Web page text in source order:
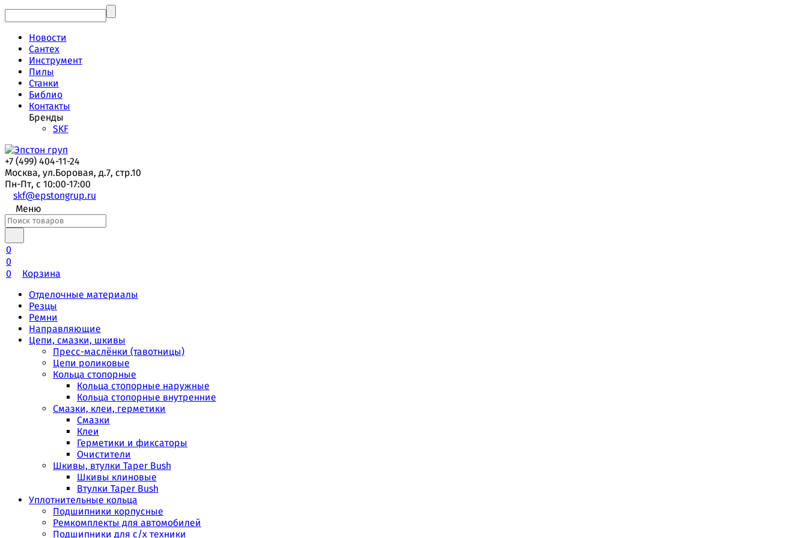
Новости
Сантех
Инструмент
Пилы
Станки
Библио
Контакты
Бренды
SKF
+7 (499) 404-11-24
Москва, ул.Боровая, д.7, стр.10
Пн-Пт, с 10:00-17:00
skf@epstongrup.ru
Меню
0
0
0
Корзина
Отделочные материалы
Резцы
Ремни
Направляющие
Цепи, смазки, шкивы
Пресс-маслёнки (тавотницы)
Цепи роликовые
Кольца стопорные
Кольца стопорные наружные
Кольца стопорные внутренние
Смазки, клеи, герметики
Смазки
Клеи
Герметики и фиксаторы
Очистители
Шкивы, втулки Taper Bush
Шкивы клиновые
Втулки Taper Bush
Уплотнительные кольца
Подшипники корпусные
Ремкомплекты для автомобилей
Подшипники для с/х техники